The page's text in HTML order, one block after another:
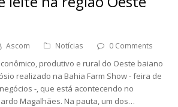
Ascom Notícias 0 Comments
produtivo e rural do Oeste baiano
realizado na Bahia Farm Show - feira de
-, que está acontecendo no
Magalhães. Na pauta, um dos…